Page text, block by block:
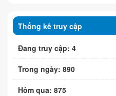
Thống kê truy cập
Đang truy cập: 4
Trong ngày: 890
Hôm qua: 875